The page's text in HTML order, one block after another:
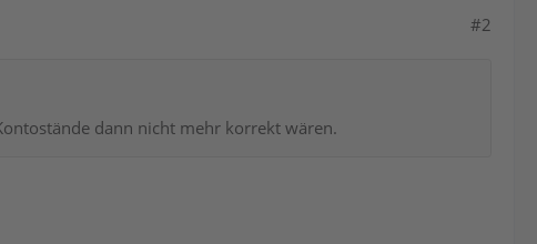
#2
dann nicht mehr korrekt wären.